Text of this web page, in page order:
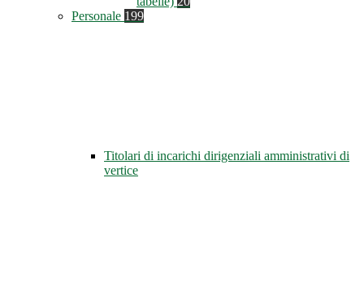
Personale 199
Titolari di incarichi dirigenziali amministrativi di
vertice